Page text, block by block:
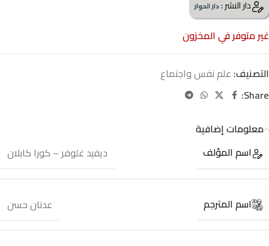
دار النشر :دار الحوار
غير متوفر في المخزون
التصنيف: علم نفس واجتماع
Share:
معلومات إضافية
اسم المؤلف
ديفيد غلوفر – كورا كابلان
اسم المترجم عدنان حسن